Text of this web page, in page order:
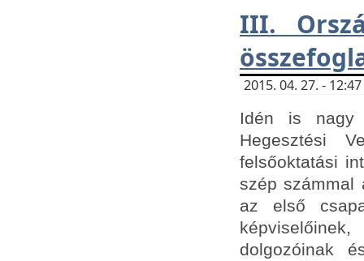
III.
2015. 04. 27. -
Idén is nagy
Hegesztési
felsőoktatási
szép számmal
az első
dolgozóinak